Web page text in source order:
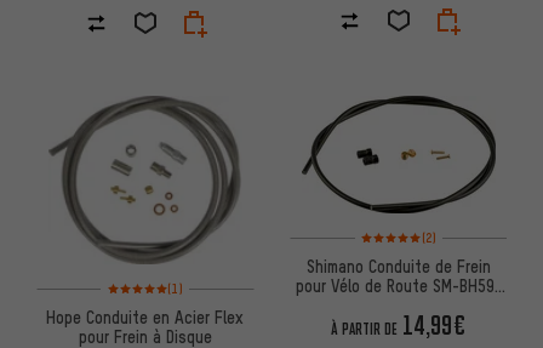
Note moyenne : 5 sur 5 d'après 1 avis
(1)
Hope Conduite en Acier Flex
pour Frein à Disque
Note moyenne : 5 sur 5
(2)
Shimano Conduite de Frein
pour Vélo de Route SM-BH59-
À PARTIR DE 14,99€